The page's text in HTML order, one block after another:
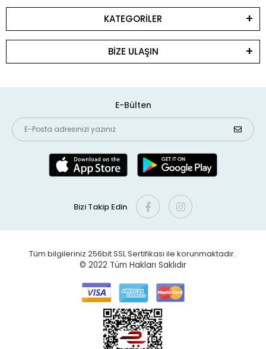
KATEGORİLER
BİZE ULAŞIN
E-Bülten
Bizi Takip Edin
Tüm bilgileriniz 256bit SSL Sertifikası ile korunmaktadır.
© 2022 Tüm Hakları Saklıdır